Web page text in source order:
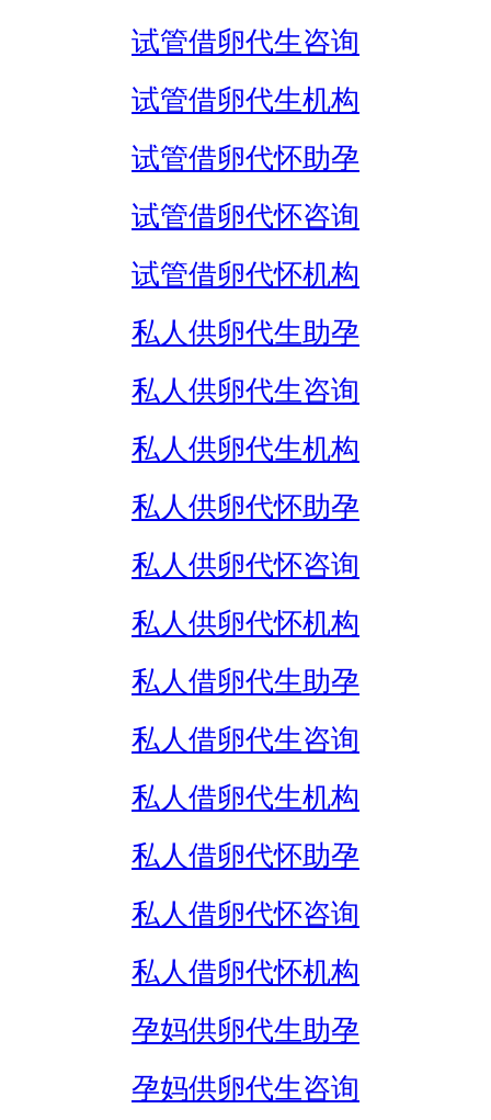
试管借卵代生咨询
试管借卵代生机构
试管借卵代怀助孕
试管借卵代怀咨询
试管借卵代怀机构
私人供卵代生助孕
私人供卵代生咨询
私人供卵代生机构
私人供卵代怀助孕
私人供卵代怀咨询
私人供卵代怀机构
私人借卵代生助孕
私人借卵代生咨询
私人借卵代生机构
私人借卵代怀助孕
私人借卵代怀咨询
私人借卵代怀机构
孕妈供卵代生助孕
孕妈供卵代生咨询